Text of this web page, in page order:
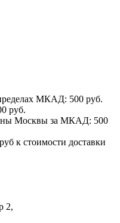
МКАД: 500 руб.
руб.
Москвы за МКАД: 500
к стоимости доставки
2,